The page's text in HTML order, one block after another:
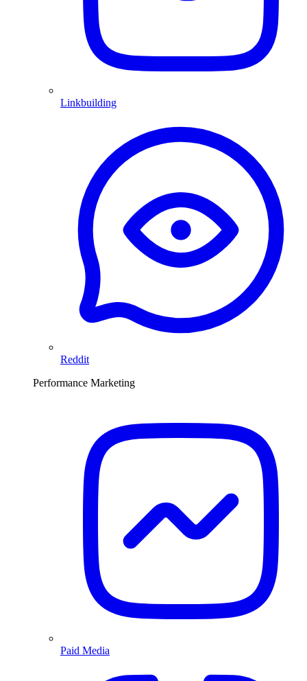
Linkbuilding
Reddit
Performance Marketing
Paid Media